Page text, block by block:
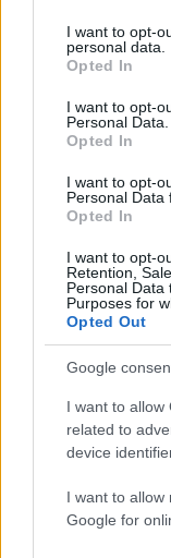
not limited to your
grant or deny
use your data for
consent section.
I want to opt-
personal data.
Opted In
I want to opt-
Personal Data.
Opted In
I want to opt-
Personal Data
Opted In
I want to opt-
Retention,
Personal Data
Purposes for
Opted Out
Google
I want to allow
related to
device
I want to allow
Google for
Όροι Χρήσης. Το site
Πολιτική Απορρήτου
ΚΩΣΤΑΣ
Ακολουθήστε το
ενημερωθείτε
τελευταία νέατης
Πιο
Σέρρες:
οδηγός του
σύγκρουση
Στα Χανιά